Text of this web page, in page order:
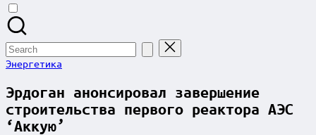
Search
for:
Posted
Энергетика
Эрдоган анонсировал завершение
строительства первого реактора АЭС
‘Аккую’